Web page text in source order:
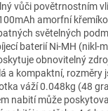
vůči povětrnostním
amorfní
světelných
baterií Ni-MH (nikl-
obnovitelný
a kompaktní, rozměry
váží 0.048kg (48
nabití může